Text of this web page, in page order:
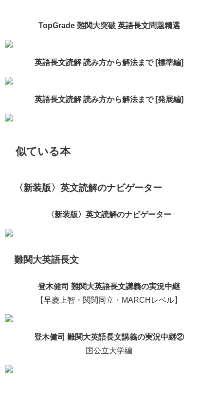
TopGrade 難関大突破 英語長文問題精選
英語長文読解 読み方から解法まで [標準編]
英語長文読解 読み方から解法まで [発展編]
似ている本
〈新装版〉英文読解のナビゲーター
〈新装版〉英文読解のナビゲーター
難関大英語長文
登木健司 難関大英語長文講義の実況中継
【早慶上智・関関同立・MARCHレベル】
登木健司 難関大英語長文講義の実況中継②
国公立大学編